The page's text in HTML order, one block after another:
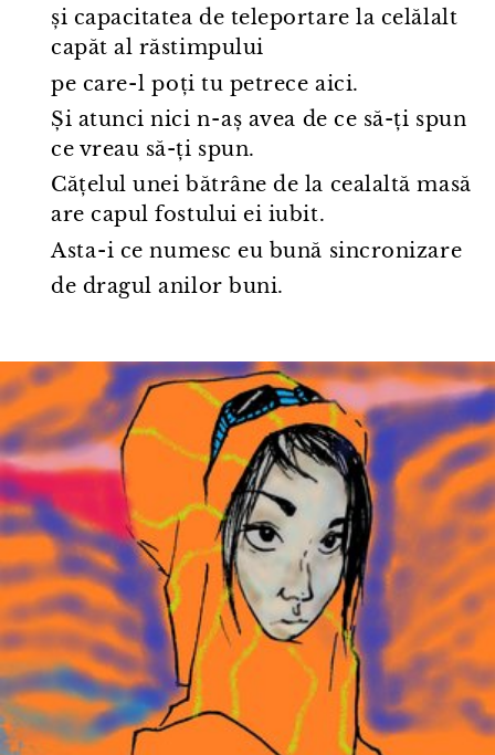
și capacitatea de teleportare la celălalt
capăt al răstimpului
pe care⁠-⁠l poți tu petrece aici.
Și atunci nici n⁠-⁠aș avea de ce să-ți spun
ce vreau să-ți spun.
Cățelul unei bătrâne de la cealaltă masă
are capul fostului ei iubit.
Asta⁠-⁠i ce numesc eu bună sincronizare
de dragul anilor buni.